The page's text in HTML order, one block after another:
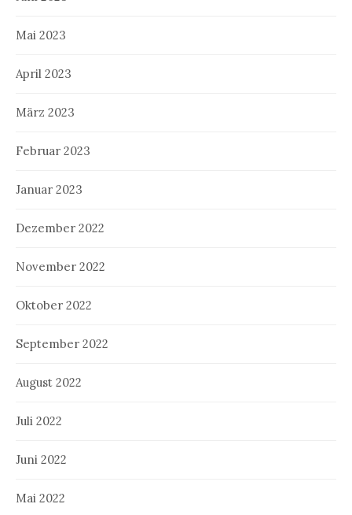
Mai 2023
April 2023
März 2023
Februar 2023
Januar 2023
Dezember 2022
November 2022
Oktober 2022
September 2022
August 2022
Juli 2022
Juni 2022
Mai 2022